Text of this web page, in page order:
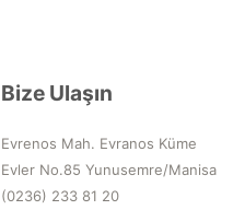
Bize Ulaşın
Evrenos Mah. Evranos Küme
Evler No.85 Yunusemre/Manisa
(0236) 233 81 20